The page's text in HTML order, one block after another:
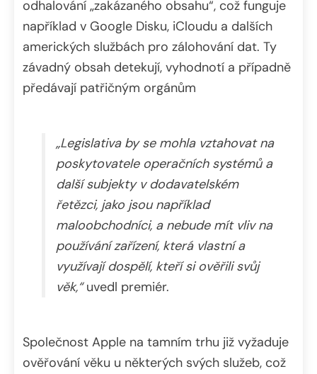
odhalování „zakázaného obsahu“, což funguje
například v Google Disku, iCloudu a dalších
amerických službách pro zálohování dat. Ty
závadný obsah detekují, vyhodnotí a případně
předávají patřičným orgánům
„Legislativa by se mohla vztahovat na
poskytovatele operačních systémů a
další subjekty v dodavatelském
řetězci, jako jsou například
maloobchodníci, a nebude mít vliv na
používání zařízení, která vlastní a
využívají dospělí, kteří si ověřili svůj
věk,“uvedl premiér.
Společnost Apple na tamním trhu již vyžaduje
ověřování věku u některých svých služeb, což